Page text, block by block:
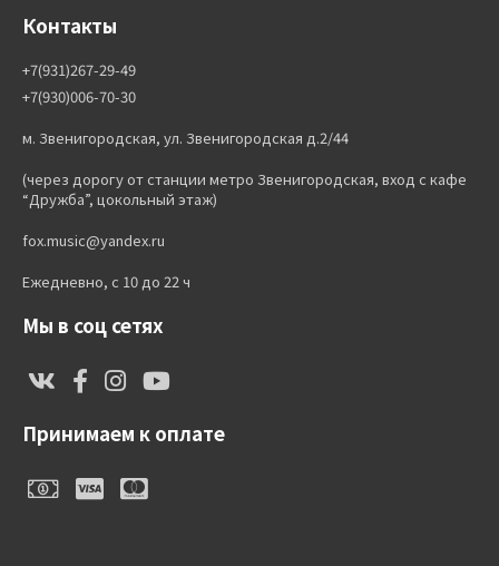
Контакты
+7(931)267-29-49
+7(930)006-70-30
м. Звенигородская, ул. Звенигородская д.2/44
(через дорогу от станции метро Звенигородская, вход с кафе
“Дружба”, цокольный этаж)
fox.music@yandex.ru
Ежедневно, с 10 до 22 ч
Мы в соц сетях
Принимаем к оплате